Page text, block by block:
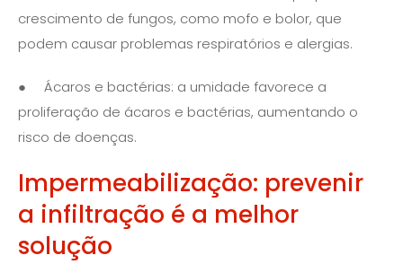
crescimento de fungos, como mofo e bolor, que
podem causar problemas respiratórios e alergias.
● Ácaros e bactérias: a umidade favorece a
proliferação de ácaros e bactérias, aumentando o
risco de doenças.
Impermeabilização: prevenir
a infiltração é a melhor
solução